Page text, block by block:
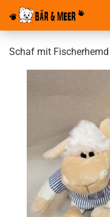
Schaf mit Fischerhemd